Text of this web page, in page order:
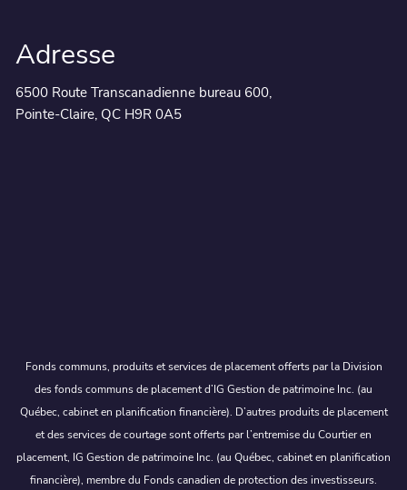
Adresse
6500 Route Transcanadienne bureau 600,
Pointe-Claire, QC H9R 0A5
Fonds communs, produits et services de placement offerts par la Division
des fonds communs de placement d’IG Gestion de patrimoine Inc. (au
Québec, cabinet en planification financière). D’autres produits de placement
et des services de courtage sont offerts par l’entremise du Courtier en
placement, IG Gestion de patrimoine Inc. (au Québec, cabinet en planification
financière), membre du Fonds canadien de protection des investisseurs.